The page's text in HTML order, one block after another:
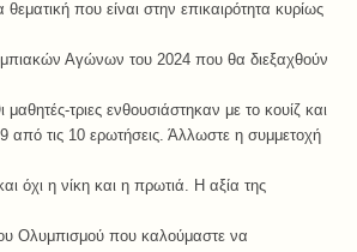
που είναι στην επικαιρότητα κυρίως
Αγώνων του 2024 που θα διεξαχθούν
μαθητές-τριες ενθουσιάστηκαν με το κουίζ και
από τις 10 ερωτήσεις. Άλλωστε η συμμετοχή
όχι η νίκη και η πρωτιά. Η αξία της
Ολυμπισμού που καλούμαστε να